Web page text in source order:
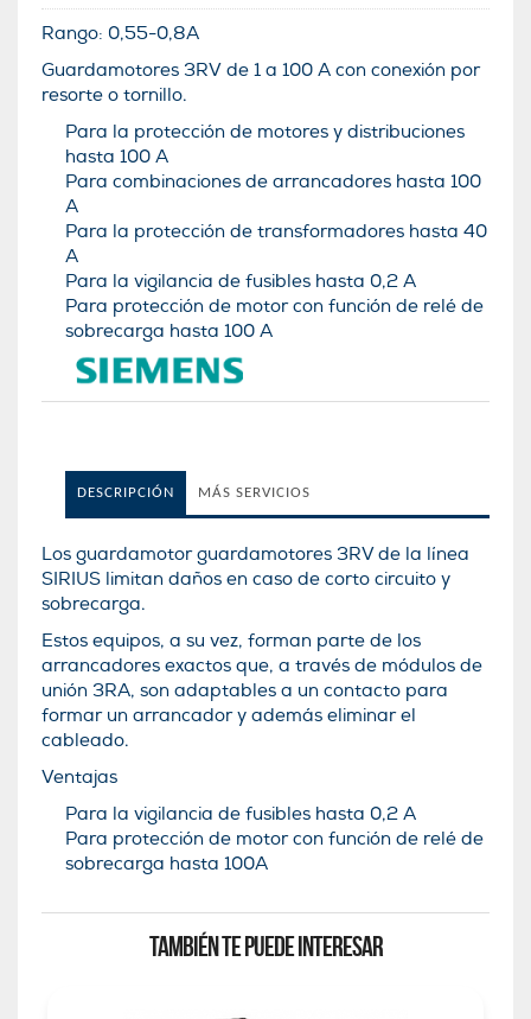
Rango: 0,55-0,8A
Guardamotores 3RV de 1 a 100 A con conexión por
resorte o tornillo.
Para la protección de motores y distribuciones
hasta 100 A
Para combinaciones de arrancadores hasta 100
A
Para la protección de transformadores hasta 40
A
Para la vigilancia de fusibles hasta 0,2 A
Para protección de motor con función de relé de
sobrecarga hasta 100 A
DESCRIPCIÓN MÁS SERVICIOS
Los guardamotor guardamotores 3RV de la lí­nea
SIRIUS limitan daños en caso de corto circuito y
sobrecarga.
Estos equipos, a su vez, forman parte de los
arrancadores exactos que, a través de módulos de
unión 3RA, son adaptables a un contacto para
formar un arrancador y además eliminar el
cableado.
Ventajas
Para la vigilancia de fusibles hasta 0,2 A
Para protección de motor con función de relé de
sobrecarga hasta 100A
TAMBIÉN TE PUEDE INTERESAR